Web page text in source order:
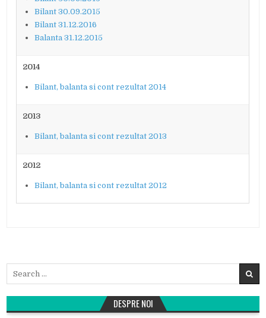
Bilant 30.09.2015
Bilant 31.12.2016
Balanta 31.12.2015
2014
Bilant, balanta si cont rezultat 2014
2013
Bilant, balanta si cont rezultat 2013
2012
Bilant, balanta si cont rezultat 2012
DESPRE NOI